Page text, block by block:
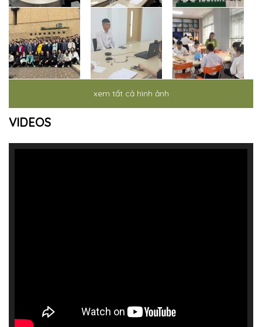
xem tất cả hình ảnh
VIDEOS